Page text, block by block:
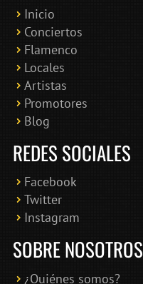
Inicio
Conciertos
Flamenco
Locales
Artistas
Promotores
Blog
REDES SOCIALES
Facebook
Twitter
Instagram
SOBRE NOSOTROS
¿Quiénes somos?